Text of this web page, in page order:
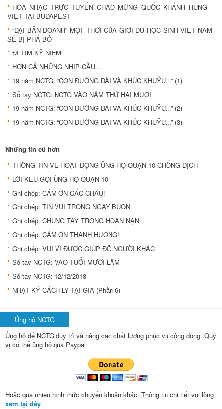
HÒA NHẠC TRỰC TUYẾN CHÀO MỪNG QUỐC KHÁNH HUNG -
VIỆT TẠI BUDAPEST
“ĐẠI BẢN DOANH” MỘT THỜI CỦA GIỚI DU HỌC SINH VIỆT NAM
SẼ BỊ PHÁ BỎ
ĐI TÌM KỶ NIỆM
HƠN CẢ NHỮNG NHỊP CẦU...
19 năm NCTG: “CON ĐƯỜNG DÀI VÀ KHÚC KHUỶU...” (1)
Sổ tay NCTG: NCTG VÀO NĂM THỨ HAI MƯƠI
19 năm NCTG: “CON ĐƯỜNG DÀI VÀ KHÚC KHUỶU...” (2)
19 năm NCTG: “CON ĐƯỜNG DÀI VÀ KHÚC KHUỶU...” (3)
Những tin cũ hơn
THÔNG TIN VỀ HOẠT ĐỘNG ỦNG HỘ QUẬN 10 CHỐNG DỊCH
LỜI KÊU GỌI ỦNG HỘ QUẬN 10
Ghi chép: CÁM ƠN CÁC CHÁU!
Ghi chép: TIN VUI TRONG NGÀY BUỒN
Ghi chép: CHUNG TAY TRONG HOẠN NẠN
Ghi chép: CÁM ƠN THANH HƯƠNG!
Ghi chép: VUI VÌ ĐƯỢC GIÚP ĐỠ NGƯỜI KHÁC
Sổ tay NCTG: VÀO TUỔI MƯỜI LĂM
Sổ tay NCTG: 12/12/2018
NHẬT KÝ CÁCH LY TẠI GIA (Phần 6)
Ủng hộ NCTG
Ủng hộ để NCTG duy trì và nâng cao chất lượng phục vụ cộng đồng. Quý
vị có thể ủng hộ qua Paypal
Hoặc qua nhiều hình thức chuyển khoản.khác. Thông tin chi tiết vui lòng
xem tại đây.